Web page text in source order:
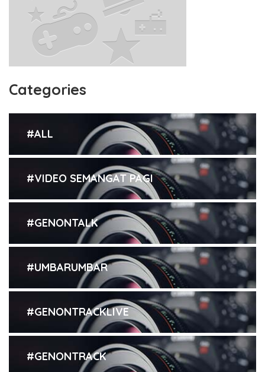
Categories
#ALL
#VIDEO SEMANGAT PAGI
#GENONTALK
#UMBARUMBAR
#GENONTRACKLIVE
#GENONTRACK